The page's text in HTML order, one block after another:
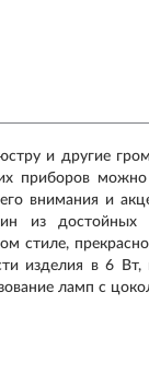
и другие
приборов
внимания и
из достойных
стиле,
изделия в 6
ламп с